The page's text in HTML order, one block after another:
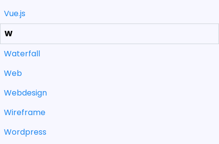
Vue.js
W
Waterfall
Web
Webdesign
Wireframe
Wordpress